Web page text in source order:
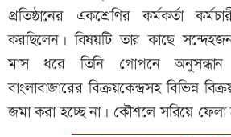
প্রতিষ্ঠানের একশ্রেণির কর্মকর্তা
করছিলেন। বিষয়টি তার কাছে
মাস ধরে তিনি গোপনে
বাংলাবাজারের বিক্রয়কেন্দ্রসহ বিভিন্ন
জমা করা হচ্ছে না। কৌশলে সরিয়ে ফেলা